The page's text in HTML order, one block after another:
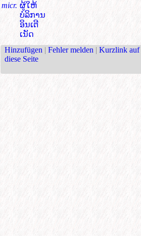
micr. ຜູ້ໃຫ້
ບໍລິການ
ອິນເຕີ
ເນັດ
Hinzufügen | Fehler melden | Kurzlink auf
diese Seite